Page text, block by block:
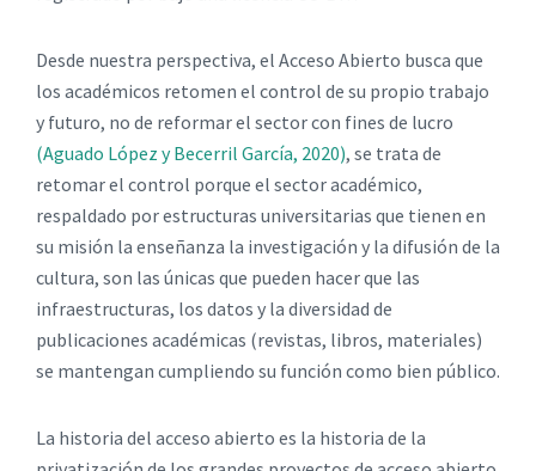
Desde nuestra perspectiva, el Acceso Abierto busca que
los académicos retomen el control de su propio trabajo
y futuro, no de reformar el sector con fines de lucro
(Aguado López y Becerril García, 2020), se trata de
retomar el control porque el sector académico,
respaldado por estructuras universitarias que tienen en
su misión la enseñanza la investigación y la difusión de la
cultura, son las únicas que pueden hacer que las
infraestructuras, los datos y la diversidad de
publicaciones académicas (revistas, libros, materiales)
se mantengan cumpliendo su función como bien público.
La historia del acceso abierto es la historia de la